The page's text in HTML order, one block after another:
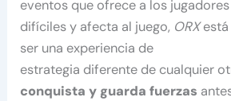
eventos que ofrece a los
difíciles y afecta al juego, ORX
ser una experiencia de
estrategia diferente de cualquier
conquista y guarda fuerzas